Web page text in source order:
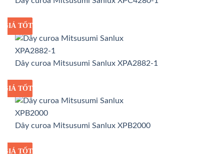
GIÁ SỈ
GIÁ TỐT
Dây curoa Mitsusumi Sanlux XPA2882-1
GIÁ SỈ
GIÁ TỐT
Dây curoa Mitsusumi Sanlux XPB2000
GIÁ SỈ
GIÁ TỐT